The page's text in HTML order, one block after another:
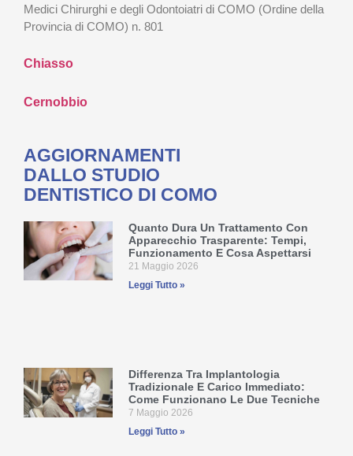
Medici Chirurghi e degli Odontoiatri di COMO (Ordine della
Provincia di COMO) n. 801
Chiasso
Cernobbio
AGGIORNAMENTI
DALLO STUDIO
DENTISTICO DI COMO
Quanto Dura Un Trattamento Con
Apparecchio Trasparente: Tempi,
Funzionamento E Cosa Aspettarsi
21 Maggio 2026
Leggi Tutto »
Differenza Tra Implantologia
Tradizionale E Carico Immediato:
Come Funzionano Le Due Tecniche
7 Maggio 2026
Leggi Tutto »